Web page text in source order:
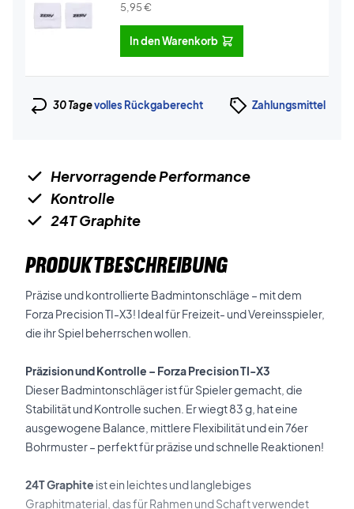
5,95€
In den Warenkorb
30 Tagevolles Rückgaberecht Zahlungsmittel
Hervorragende Performance
Kontrolle
24T Graphite
PRODUKTBESCHREIBUNG
Präzise und kontrollierte Badmintonschläge – mit dem
Forza Precision TI-X3! Ideal für Freizeit- und Vereinsspieler,
die ihr Spiel beherrschen wollen.
Präzision und Kontrolle – Forza Precision TI-X3
Dieser Badmintonschläger ist für Spieler gemacht, die
Stabilität und Kontrolle suchen. Er wiegt 83 g, hat eine
ausgewogene Balance, mittlere Flexibilität und ein 76er
Bohrmuster – perfekt für präzise und schnelle Reaktionen!
24T Graphite ist ein leichtes und langlebiges
Graphitmaterial, das für Rahmen und Schaft verwendet